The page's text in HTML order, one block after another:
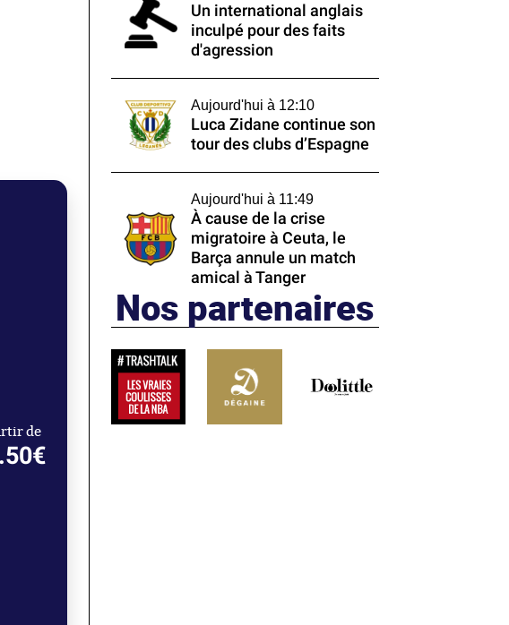
de
Un international anglais
inculpé pour des faits
d'agression
Aujourd'hui à 12:10
Luca Zidane continue son
tour des clubs d’Espagne
Aujourd'hui à 11:49
À cause de la crise
migratoire à Ceuta, le
Barça annule un match
amical à Tanger
Nos partenaires